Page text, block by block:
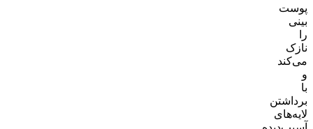
پوست
بینی
را
نازک
می‌کند
و
با
برداشتن
لایه‌های